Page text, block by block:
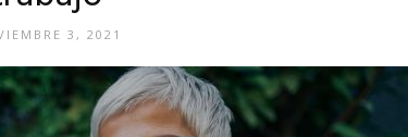
3, 2021